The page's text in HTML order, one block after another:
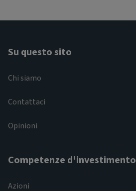
Su questo sito
Chi siamo
Contattaci
Opinioni
Competenze d'investimento
Azioni